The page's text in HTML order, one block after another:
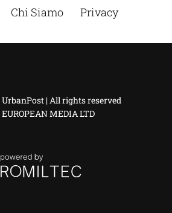
Chi Siamo
Privacy
UrbanPost | All rights reserved
MEDIA LTD